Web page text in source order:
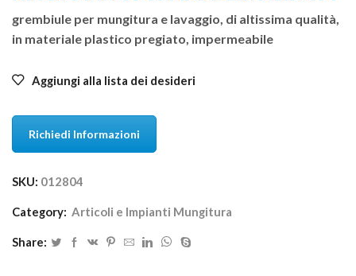
grembiule per mungitura e lavaggio, di altissima qualità,
in materiale plastico pregiato, impermeabile
Aggiungi alla lista dei desideri
Richiedi Informazioni
SKU: 012804
Category: Articoli e Impianti Mungitura
Share: